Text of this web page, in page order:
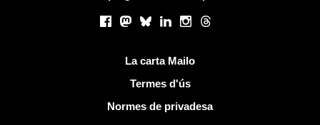
Facebook
Mastodon
BlueskyLinkedInInstagram
Threads
La carta Mailo
Termes d'ús
Normes de privadesa